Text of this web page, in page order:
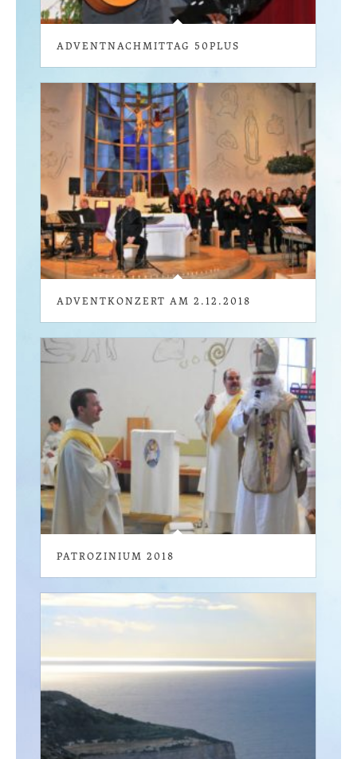
ADVENTNACHMITTAG 50PLUS
ADVENTKONZERT AM 2.12.2018
PATROZINIUM 2018